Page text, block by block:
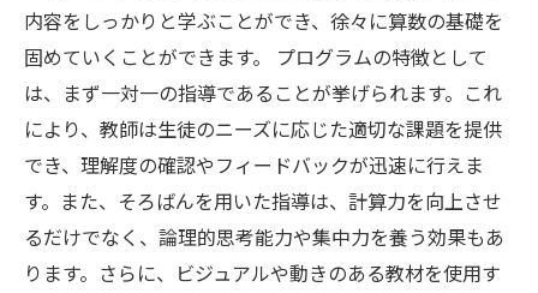
内容をしっかりと学ぶことができ、徐々に算数の基礎を
固めていくことができます。 プログラムの特徴として
は、まず一対一の指導であることが挙げられます。これ
により、教師は生徒のニーズに応じた適切な課題を提供
でき、理解度の確認やフィードバックが迅速に行えま
す。また、そろばんを用いた指導は、計算力を向上させ
るだけでなく、論理的思考能力や集中力を養う効果もあ
ります。さらに、ビジュアルや動きのある教材を使用す